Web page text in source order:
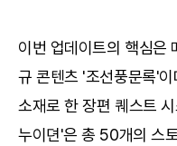
이번 업데이트의 핵심은
규 콘텐츠 '조선풍문록'
소재로 한 장편 퀘스트
누이뎐'은 총 50개의 스